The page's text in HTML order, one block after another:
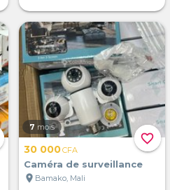
favorite_border
7 mois
30 000CFA
Caméra de surveillance
location_on Bamako, Mali